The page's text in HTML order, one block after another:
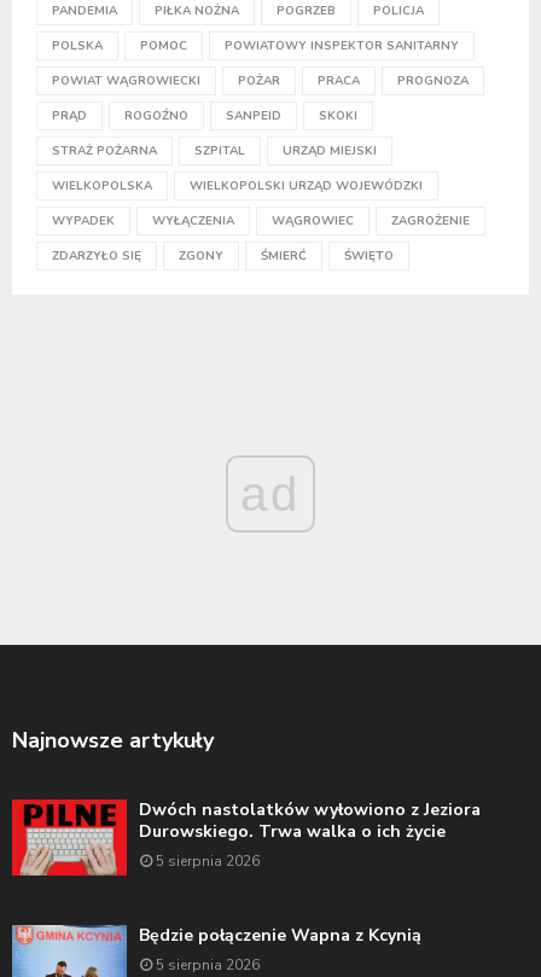
PANDEMIA PIŁKA NOŻNA POGRZEB POLICJA
POLSKA POMOC POWIATOWY INSPEKTOR SANITARNY
POWIAT WĄGROWIECKI POŻAR PRACA PROGNOZA
PRĄD ROGOŹNO SANPEID SKOKI
STRAŻ POŻARNA SZPITAL URZĄD MIEJSKI
WIELKOPOLSKA WIELKOPOLSKI URZĄD WOJEWÓDZKI
WYPADEK WYŁĄCZENIA WĄGROWIEC ZAGROŻENIE
ZDARZYŁO SIĘ ZGONY ŚMIERĆ ŚWIĘTO
ad
Najnowsze artykuły
Dwóch nastolatków wyłowiono z Jeziora
Durowskiego. Trwa walka o ich życie
5 sierpnia 2026
Będzie połączenie Wapna z Kcynią
5 sierpnia 2026